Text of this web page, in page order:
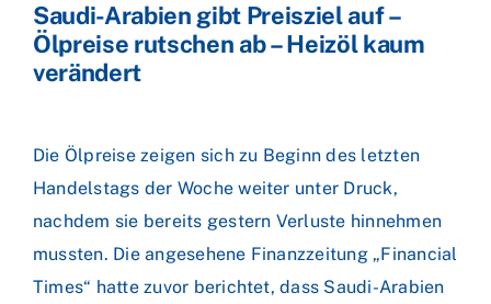
Saudi-Arabien gibt Preisziel auf –
Ölpreise rutschen ab – Heizöl kaum
verändert
Die Ölpreise zeigen sich zu Beginn des letzten
Handelstags der Woche weiter unter Druck,
nachdem sie bereits gestern Verluste hinnehmen
mussten. Die angesehene Finanzzeitung „Financial
Times“ hatte zuvor berichtet, dass Saudi-Arabien